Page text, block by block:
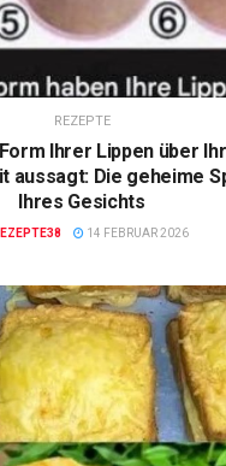
REZEPTE
Ihrer Lippen über
aussagt: Die geheime
Ihres Gesichts
14 FEBRUAR 2026